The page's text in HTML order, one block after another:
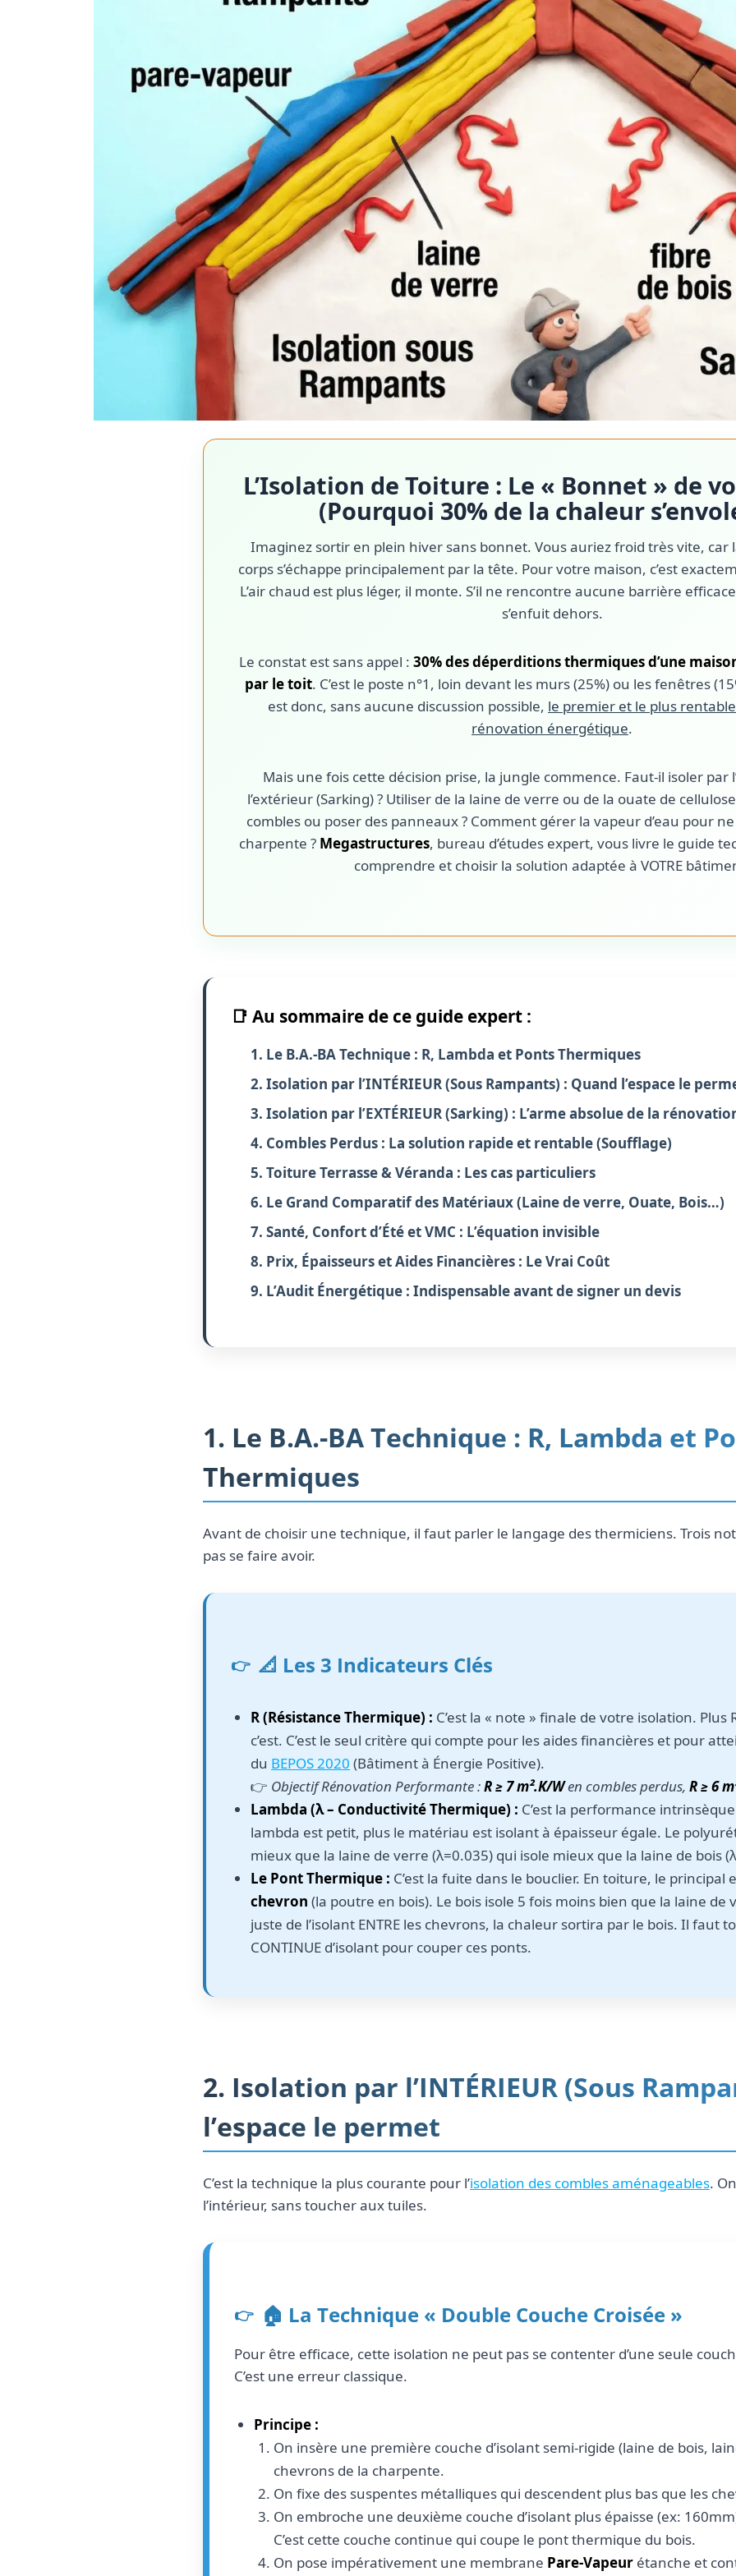
L’Isolation de Toiture : Le « Bonnet » de
(Pourquoi 30% de la chaleur
Imaginez sortir en plein hiver sans bonnet. Vous auriez froid très vite, car
corps s’échappe principalement par la tête. Pour votre maison, c’est
L’air chaud est plus léger, il monte. S’il ne rencontre aucune barrière
s’enfuit dehors.
Le constat est sans appel : 30% des déperditions thermiques d’une
par le toit. C’est le poste n°1, loin devant les murs (25%) ou les fenêtres
est donc, sans aucune discussion possible, le premier et le plus
rénovation énergétique.
Mais une fois cette décision prise, la jungle commence. Faut-il isoler par
l’extérieur (Sarking) ? Utiliser de la laine de verre ou de la ouate de
combles ou poser des panneaux ? Comment gérer la vapeur d’eau pour
charpente ? Megastructures, bureau d’études expert, vous livre le guide
comprendre et choisir la solution adaptée à VOTRE
📑 Au sommaire de ce guide expert :
1. Le B.A.-BA Technique : R, Lambda et Ponts Thermiques
2. Isolation par l’INTÉRIEUR (Sous Rampants) : Quand l’espace le
3. Isolation par l’EXTÉRIEUR (Sarking) : L’arme absolue de la
4. Combles Perdus : La solution rapide et rentable (Soufflage)
5. Toiture Terrasse & Véranda : Les cas particuliers
6. Le Grand Comparatif des Matériaux (Laine de verre, Ouate, Bois…)
7. Santé, Confort d’Été et VMC : L’équation invisible
8. Prix, Épaisseurs et Aides Financières : Le Vrai Coût
9. L’Audit Énergétique : Indispensable avant de signer un devis
1. Le B.A.-BA Technique : R, Lambda et
Thermiques
Avant de choisir une technique, il faut parler le langage des thermiciens. Trois
pas se faire avoir.
📐 Les 3 Indicateurs Clés
R (Résistance Thermique) : C’est la « note » finale de votre isolation. Plus
c’est. C’est le seul critère qui compte pour les aides financières et pour
du BEPOS 2020 (Bâtiment à Énergie Positive).
👉 Objectif Rénovation Performante :R ≥ 7 m².K/Wen combles perdus, R ≥ 6
Lambda (λ – Conductivité Thermique) : C’est la performance
lambda est petit, plus le matériau est isolant à épaisseur égale. Le
mieux que la laine de verre (λ=0.035) qui isole mieux que la laine de bois
Le Pont Thermique : C’est la fuite dans le bouclier. En toiture, le principal
chevron (la poutre en bois). Le bois isole 5 fois moins bien que la laine de
juste de l’isolant ENTRE les chevrons, la chaleur sortira par le bois. Il faut
CONTINUE d’isolant pour couper ces ponts.
2. Isolation par l’INTÉRIEUR (Sous
l’espace le permet
C’est la technique la plus courante pour l’isolation des combles aménageables.
l’intérieur, sans toucher aux tuiles.
🏠 La Technique « Double Couche Croisée »
Pour être efficace, cette isolation ne peut pas se contenter d’une seule
C’est une erreur classique.
Principe :
On insère une première couche d’isolant semi-rigide (laine de bois,
chevrons de la charpente.
On fixe des suspentes métalliques qui descendent plus bas que les
On embroche une deuxième couche d’isolant plus épaisse (ex:
C’est cette couche continue qui coupe le pont thermique du bois.
On pose impérativement une membrane Pare-Vapeur étanche et